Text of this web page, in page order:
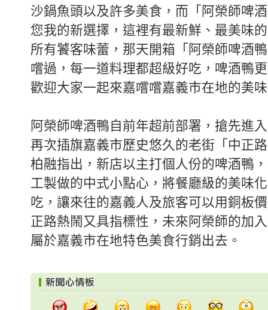
沙鍋魚頭以及許多美食，而「阿榮師啤
您我的新選擇，這裡有最新鮮、最美味
所有饕客味蕾，那天開箱「阿榮師啤酒
嚐過，每一道料理都超級好吃，啤酒鴨
歡迎大家一起來嘉嚐嚐嘉義市在地的美
阿榮師啤酒鴨自前年超前部署，搶先進
再次插旗嘉義市歷史悠久的老街「中正
柏融指出，新店以主打個人份的啤酒鴨
工製做的中式小點心，將餐廳級的美味
吃，讓來往的嘉義人及旅客可以用銅板
正路熱鬧又具指標性，未來阿榮師的加
屬於嘉義市在地特色美食行銷出去。